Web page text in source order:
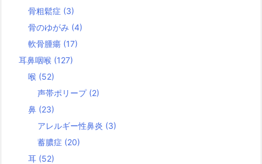
骨粗鬆症 (3)
骨のゆがみ (4)
軟骨腫瘍 (17)
耳鼻咽喉 (127)
喉 (52)
声帯ポリープ (2)
鼻 (23)
アレルギー性鼻炎 (3)
蓄膿症 (20)
耳 (52)